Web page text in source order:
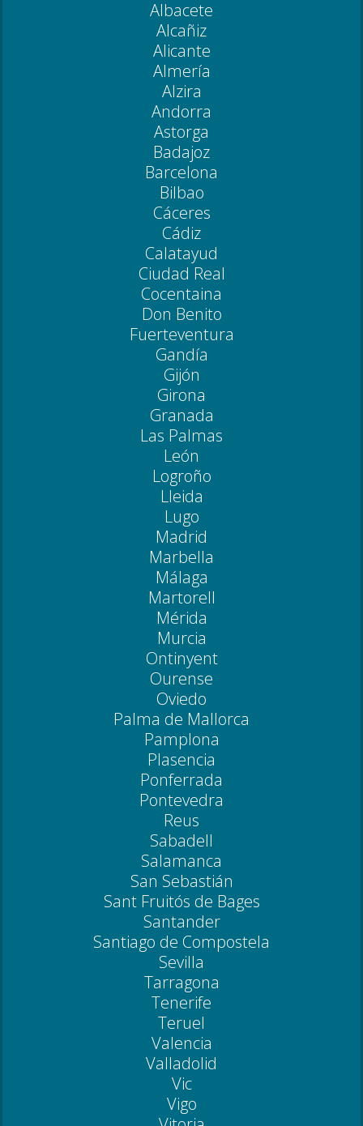
Albacete
Alcañiz
Alicante
Almería
Alzira
Andorra
Astorga
Badajoz
Barcelona
Bilbao
Cáceres
Cádiz
Calatayud
Ciudad Real
Cocentaina
Don Benito
Fuerteventura
Gandía
Gijón
Girona
Granada
Las Palmas
León
Logroño
Lleida
Lugo
Madrid
Marbella
Málaga
Martorell
Mérida
Murcia
Ontinyent
Ourense
Oviedo
Palma de Mallorca
Pamplona
Plasencia
Ponferrada
Pontevedra
Reus
Sabadell
Salamanca
San Sebastián
Sant Fruitós de Bages
Santander
Santiago de Compostela
Sevilla
Tarragona
Tenerife
Teruel
Valencia
Valladolid
Vic
Vigo